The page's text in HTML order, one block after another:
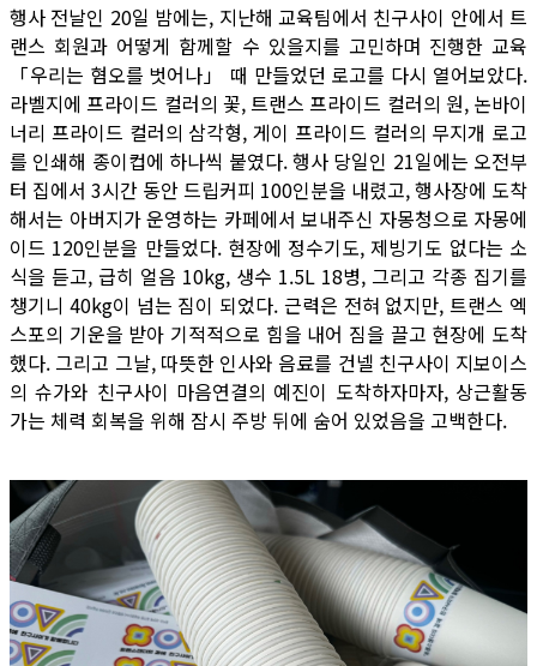
행사 전날인 20일 밤에는, 지난해 교육팀에서 친구사이 안에서 트
랜스 회원과 어떻게 함께할 수 있을지를 고민하며 진행한 교육
「우리는 혐오를 벗어나」 때 만들었던 로고를 다시 열어보았다.
라벨지에 프라이드 컬러의 꽃, 트랜스 프라이드 컬러의 원, 논바이
너리 프라이드 컬러의 삼각형, 게이 프라이드 컬러의 무지개 로고
를 인쇄해 종이컵에 하나씩 붙였다. 행사 당일인 21일에는 오전부
터 집에서 3시간 동안 드립커피 100인분을 내렸고, 행사장에 도착
해서는 아버지가 운영하는 카페에서 보내주신 자몽청으로 자몽에
이드 120인분을 만들었다. 현장에 정수기도, 제빙기도 없다는 소
식을 듣고, 급히 얼음 10kg, 생수 1.5L 18병, 그리고 각종 집기를
챙기니 40kg이 넘는 짐이 되었다. 근력은 전혀 없지만, 트랜스 엑
스포의 기운을 받아 기적적으로 힘을 내어 짐을 끌고 현장에 도착
했다. 그리고 그날, 따뜻한 인사와 음료를 건넬 친구사이 지보이스
의 슈가와 친구사이 마음연결의 예진이 도착하자마자, 상근활동
가는 체력 회복을 위해 잠시 주방 뒤에 숨어 있었음을 고백한다.